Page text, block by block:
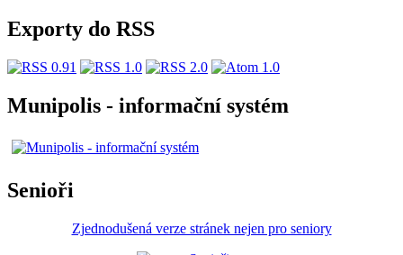
Exporty do RSS
Munipolis - informační systém
Senioři
Zjednodušená verze stránek nejen pro seniory